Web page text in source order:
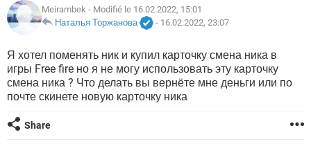
WINDOWS 10
ВИДЕО GOOGLE
YANDEX
FACEBOOK ИГРЫ
ВИДЕО GOOGLE
YANDEX
TIKTOK
WHATSAPP INSTAGRAM
FACEBOOK
WINDOWS 10 ВКОНТАКТЕ
ВИДЕО GOOGLE
YANDEX
ЭНЦИКЛОПЕДИЯ
WHATSAPP INSTAGRAM
FACEBOOK ИГРЫ
ВИДЕО
Meirambek - Modifié le 16.02.2022, 15:01
Наталья Торжанова
- 16.02.2022, 23:07
Я хотел поменять ник и купил карточку смена ника в
игры Free fire но я не могу использовать эту карточку
смена ника ? Что делать вы вернёте мне деньги или по
почте скинете новую карточку ника
Share